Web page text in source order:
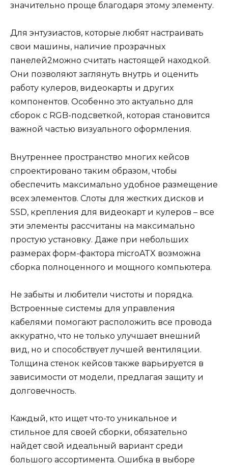
значительно проще благодаря этому элементу.
Для энтузиастов, которые любят настраивать
свои машины, наличие прозрачных
панелей2можно считать настоящей находкой.
Они позволяют заглянуть внутрь и оценить
работу кулеров, видеокарты и других
компонентов. Особенно это актуально для
сборок с RGB-подсветкой, которая становится
важной частью визуального оформления.
Внутреннее пространство многих кейсов
спроектировано таким образом, чтобы
обеспечить максимально удобное размещение
всех элементов. Слоты для жестких дисков и
SSD, крепления для видеокарт и кулеров – все
эти элементы рассчитаны на максимально
простую установку. Даже при небольших
размерах форм-фактора microATX возможна
сборка полноценного и мощного компьютера.
Не забыты и любители чистоты и порядка.
Встроенные системы для управления
кабелями помогают расположить все провода
аккуратно, что не только улучшает внешний
вид, но и способствует лучшей вентиляции.
Толщина стенок кейсов также варьируется в
зависимости от модели, предлагая защиту и
долговечность.
Каждый, кто ищет что-то уникальное и
стильное для своей сборки, обязательно
найдет свой идеальный вариант среди
большого ассортимента. Ошибка в выборе